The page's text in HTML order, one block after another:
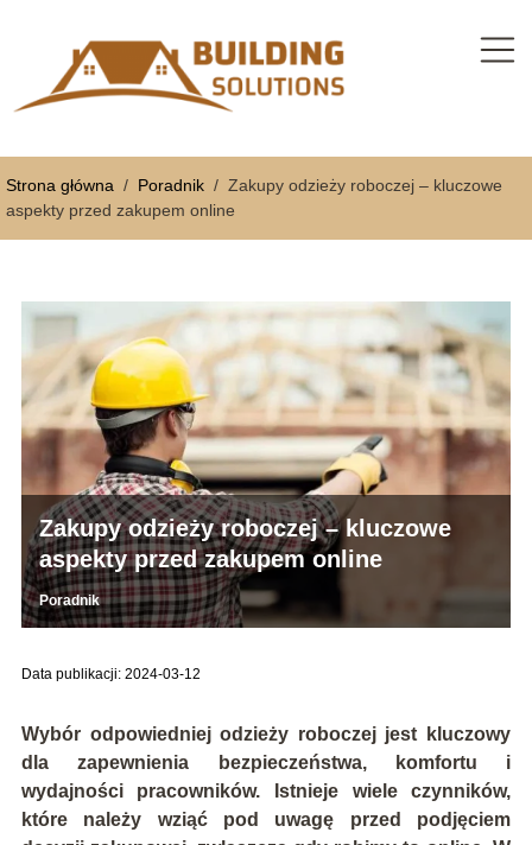
Strona główna / Poradnik / Zakupy odzieży roboczej – kluczowe
aspekty przed zakupem online
Zakupy odzieży roboczej – kluczowe
aspekty przed zakupem online
Poradnik
Data publikacji: 2024-03-12
Wybór odpowiedniej odzieży roboczej jest kluczowy
dla zapewnienia bezpieczeństwa, komfortu i
wydajności pracowników. Istnieje wiele czynników,
które należy wziąć pod uwagę przed podjęciem